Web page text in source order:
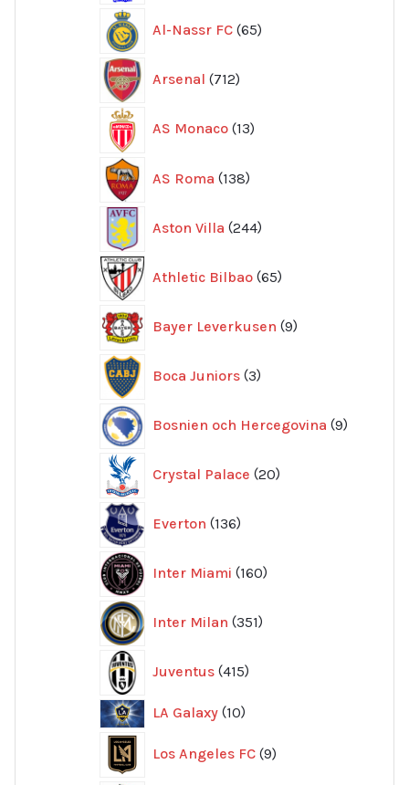
Al-Nassr FC 65
produkter
Arsenal 712
produkter
AS Monaco 13
produkter
AS Roma 138
produkter
Aston Villa 244
produkter
Athletic Bilbao 65
produkter
Bayer Leverkusen 9
produkter
Boca Juniors 3
produkter
Bosnien och Hercegovina 9
produkter
Crystal Palace 20
produkter
Everton 136
produkter
Inter Miami 160
produkter
Inter Milan 351
produkter
Juventus 415
produkter
LA Galaxy 1010
Los Angeles FC 9
produkter